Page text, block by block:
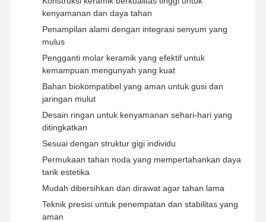
Rumah Produk Tentang Kita
Wisata
kenyamanan dan daya tahan
Penampilan alami dengan integrasi senyum yang
mulus
Pengganti molar keramik yang efektif untuk
kemampuan mengunyah yang kuat
Bahan biokompatibel yang aman untuk gusi dan
jaringan mulut
Desain ringan untuk kenyamanan sehari-hari yang
ditingkatkan
Sesuai dengan struktur gigi individu
Permukaan tahan noda yang mempertahankan daya
tarik estetika
Mudah dibersihkan dan dirawat agar tahan lama
Teknik presisi untuk penempatan dan stabilitas yang
aman